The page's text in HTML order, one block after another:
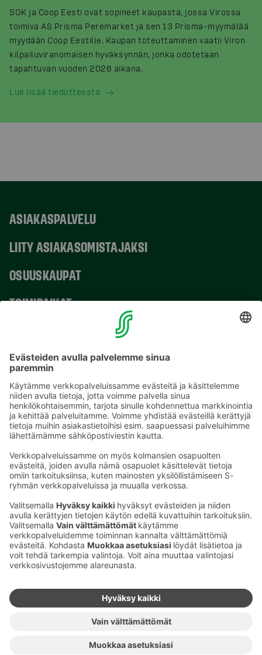
SOK ja Coop Eesti ovat sopineet kaupasta, jossa Virossa
toimiva AS Prisma Peremarket ja sen 13 Prisma-myymälää
myydään Coop Eestille. Kaupan toteuttaminen vaatii Viron
kilpailuviranomaisen hyväksynnän, jonka odotetaan
tapahtuvan vuoden 2026 aikana.
Lue lisää tiedotteesta
ASIAKASPALVELU
LIITY ASIAKASOMISTAJAKSI
OSUUSKAUPAT
TOIMIPAIKAT
Sähköpostiosoitteet S-ryhmässä ovat muotoa
etunimi.sukunimi@sok.fi
Seuraa meitä:
Muuta evästeasetuksia